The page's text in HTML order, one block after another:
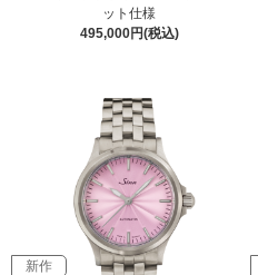
ット仕様
495,000円(税込)
新作